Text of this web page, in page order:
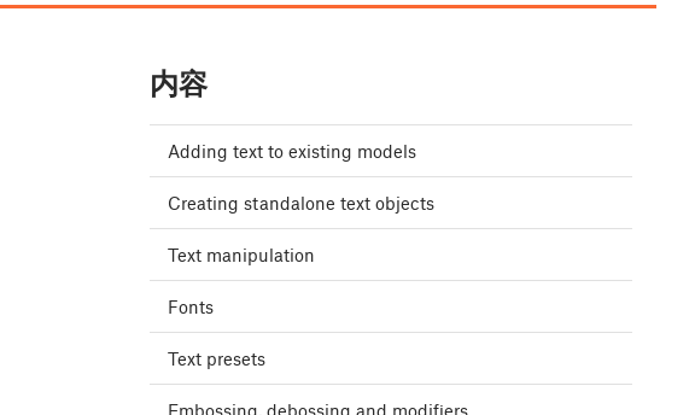
内容
Adding text to existing models
Creating standalone text objects
Text manipulation
Fonts
Text presets
Embossing, debossing and modifiers